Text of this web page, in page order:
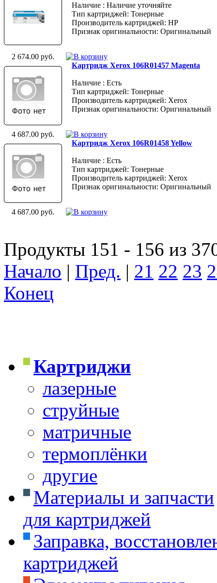
Наличие : Наличие уточняйте
Тип картриджей: Тонерные
Производитель картриджей: HP
Признак оригинальности: Оригинальный
2 674.00 руб.
Картридж Xerox 106R01457 Magenta
Наличие : Есть
Тип картриджей: Тонерные
Производитель картриджей: Xerox
Признак оригинальности: Оригинальный
4 687.00 руб.
Картридж Xerox 106R01458 Yellow
Наличие : Есть
Тип картриджей: Тонерные
Производитель картриджей: Xerox
Признак оригинальности: Оригинальный
4 687.00 руб.
Продукты 151 - 156 из
Начало | Пред. | 21 22 23
Конец
Картриджи
лазерные
струйные
матричные
термоплёнки
другие
Материалы и запчасти
для картриджей
Заправка,
картриджей